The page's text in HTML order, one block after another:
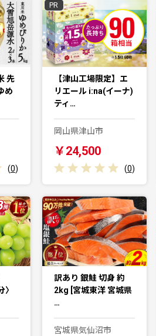
先
め
(0)
PR
【津山工場限定】エ
リエール i:na(イーナ)
ティ…
岡山県津山市
￥24,500
(0)
〉
訳あり 銀鮭 切身 約
2kg [宮城東洋 宮城県
…
宮城県気仙沼市